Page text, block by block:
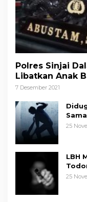
Polres Sinjai
Libatkan Anak
7 Desember 2021
25
LBH
25